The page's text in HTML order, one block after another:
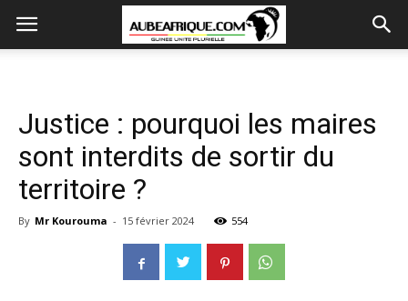
Justice : pourquoi les maires
sont interdits de sortir du
territoire ?
By Mr Kourouma - 15 février 2024 554